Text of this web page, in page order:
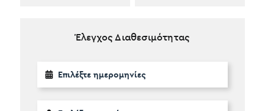
Έλεγχος Διαθεσιμότητας